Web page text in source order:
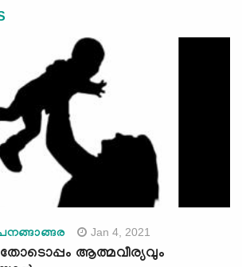
Jan 4, 2021
ആത്മവീര്യവും